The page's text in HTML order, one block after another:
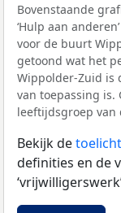
Bovenstaande
‘Hulp aan
voor de buurt
getoond wat het
Wippolder-Zuid is
van toepassing is.
leeftijdsgroep van
Bekijk de
definities en de